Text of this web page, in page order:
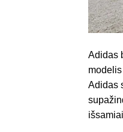
Adidas
Adidas